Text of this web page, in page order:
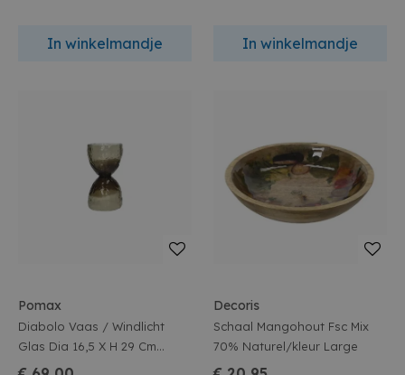
In winkelmandje In winkelmandje
Pomax
Diabolo Vaas / Windlicht
Glas Dia 16,5 X H 29 Cm
Smoke
Decoris
Schaal Mangohout Fsc Mix
70% Naturel/kleur Large